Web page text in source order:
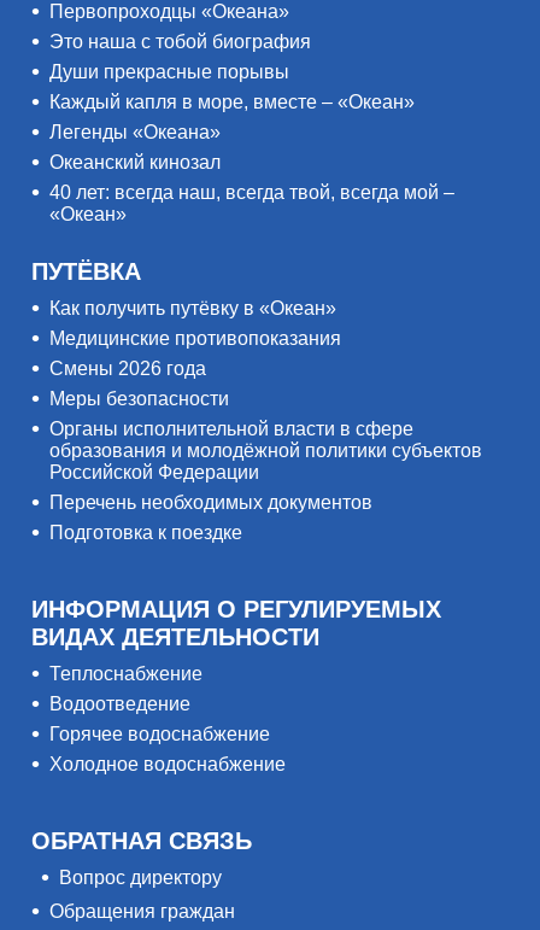
Первопроходцы «Океана»
Это наша с тобой биография
Души прекрасные порывы
Каждый капля в море, вместе – «Океан»
Легенды «Океана»
Океанский кинозал
40 лет: всегда наш, всегда твой, всегда мой –
«Океан»
ПУТЁВКА
Как получить путёвку в «Океан»
Медицинские противопоказания
Смены 2026 года
Меры безопасности
Органы исполнительной власти в сфере
образования и молодёжной политики субъектов
Российской Федерации
Перечень необходимых документов
Подготовка к поездке
ИНФОРМАЦИЯ О РЕГУЛИРУЕМЫХ
ВИДАХ ДЕЯТЕЛЬНОСТИ
Теплоснабжение
Водоотведение
Горячее водоснабжение
Холодное водоснабжение
ОБРАТНАЯ СВЯЗЬ
Вопрос директору
Обращения граждан